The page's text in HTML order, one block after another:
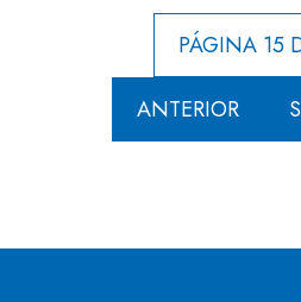
PÁGINA 15
ANTERIOR